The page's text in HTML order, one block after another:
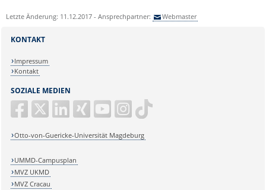
Letzte Änderung: 11.12.2017 - Ansprechpartner: Webmaster
SOZIALE MEDIEN
Otto-von-Guericke-Universität Magdeburg
KONTAKT
Impressum
Kontakt
UMMD-Campusplan
MVZ UKMD
MVZ Cracau